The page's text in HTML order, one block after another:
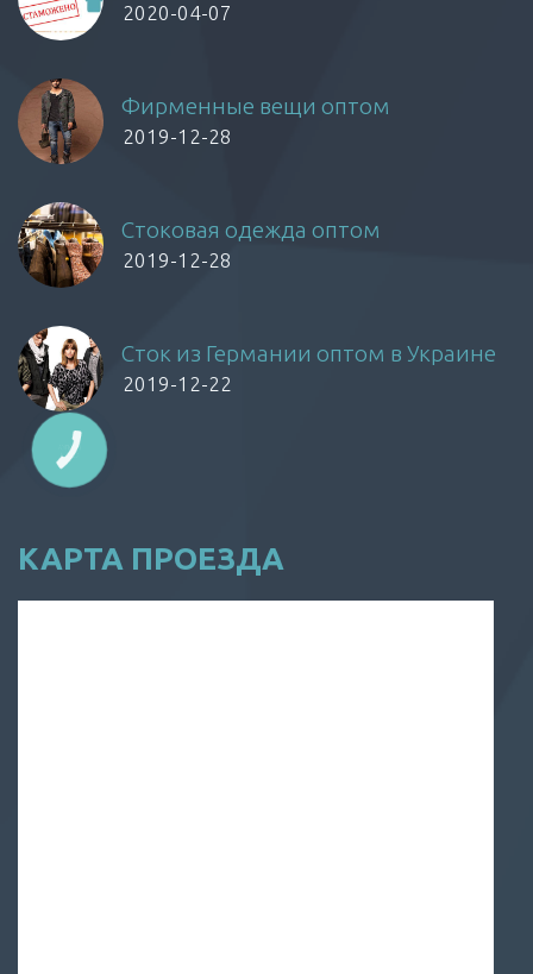
2020-04-07
Фирменные вещи оптом
2019-12-28
Стоковая одежда оптом
2019-12-28
Сток из Германии оптом в Украине
2019-12-22
КАРТА ПРОЕЗДА